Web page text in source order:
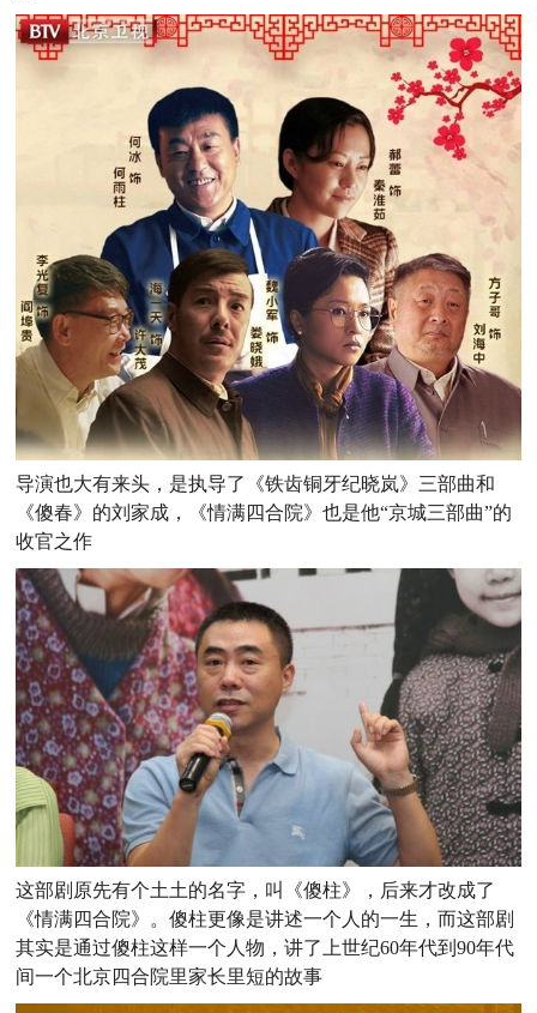
导演也大有来头，是执导了《铁齿铜牙纪晓岚》三部曲和
《傻春》的刘家成，《情满四合院》也是他“京城三部曲”的
收官之作
这部剧原先有个土土的名字，叫《傻柱》，后来才改成了
《情满四合院》。傻柱更像是讲述一个人的一生，而这部剧
其实是通过傻柱这样一个人物，讲了上世纪60年代到90年代
间一个北京四合院里家长里短的故事